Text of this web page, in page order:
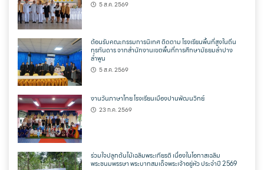
5 ส.ค. 2569
ต้อนรับคณะกรรมการนิเทศ ติดตาม โรงเรียนพื้นที่สูงในถิ่น
ทุรกันดาร จากสำนักงานเขตพื้นที่การศึกษามัธยมลำปาง
ลำพูน
5 ส.ค. 2569
งานวันภาษาไทย โรงเรียนเมืองปานพัฒนวิทย์
23 ก.ค. 2569
ร่วมใจปลูกต้นไม้เฉลิมพระเกียรติ เนื่องในโอกาสเฉลิม
พระชนมพรรษา พระบาทสมเด็จพระเจ้าอยู่หัว ประจำปี 2569